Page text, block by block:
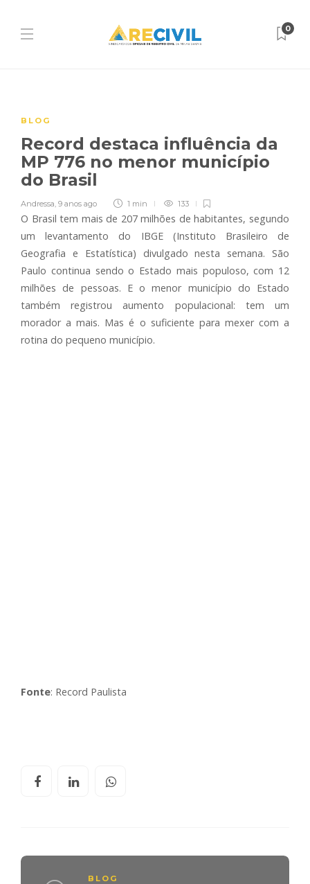
0
BLOG
Record destaca influência da
MP 776 no menor município
do Brasil
Andressa, 9 anos ago 1 min 133
O Brasil tem mais de 207 milhões de habitantes, segundo
um levantamento do IBGE (Instituto Brasileiro de
Geografia e Estatística) divulgado nesta semana. São
Paulo continua sendo o Estado mais populoso, com 12
milhões de pessoas. E o menor município do Estado
também registrou aumento populacional: tem um
morador a mais. Mas é o suficiente para mexer com a
rotina do pequeno município.
Fonte: Record Paulista
BLOG